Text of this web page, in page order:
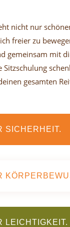
nicht nur
freier zu
gemeinsam mit
Sitzschulung
gesamten
SICHERHEIT.
LEICHTIGKEIT.